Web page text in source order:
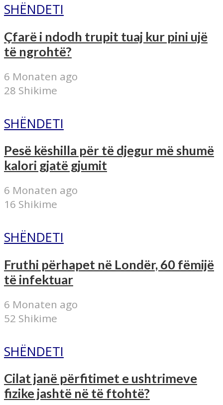
SHËNDETI
Çfarë i ndodh trupit tuaj kur pini ujë
të ngrohtë?
6 Monaten ago
28 Shikime
SHËNDETI
Pesë këshilla për të djegur më shumë
kalori gjatë gjumit
6 Monaten ago
16 Shikime
SHËNDETI
Fruthi përhapet në Londër, 60 fëmijë
të infektuar
6 Monaten ago
52 Shikime
SHËNDETI
Cilat janë përfitimet e ushtrimeve
fizike jashtë në të ftohtë?